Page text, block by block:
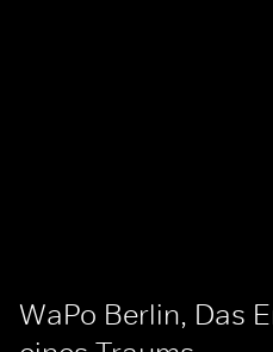
WaPo Berlin, Das